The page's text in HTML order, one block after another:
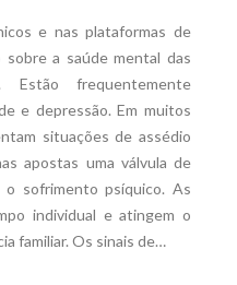
e nas plataformas de
a saúde mental das
Estão frequentemente
e depressão. Em muitos
situações de assédio
apostas uma válvula de
o sofrimento psíquico. As
individual e atingem o
familiar. Os sinais de…